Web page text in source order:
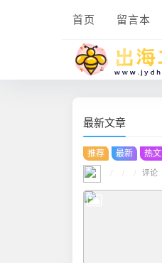
首页 留言本
最新文章
推荐 最新 热文
/ / / 评论